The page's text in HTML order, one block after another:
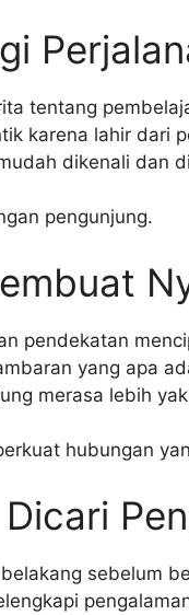
tentang
karena lahir dari
dikenali dan
pengunjung.
pendekatan
yang apa
merasa lebih
hubungan
sebelum